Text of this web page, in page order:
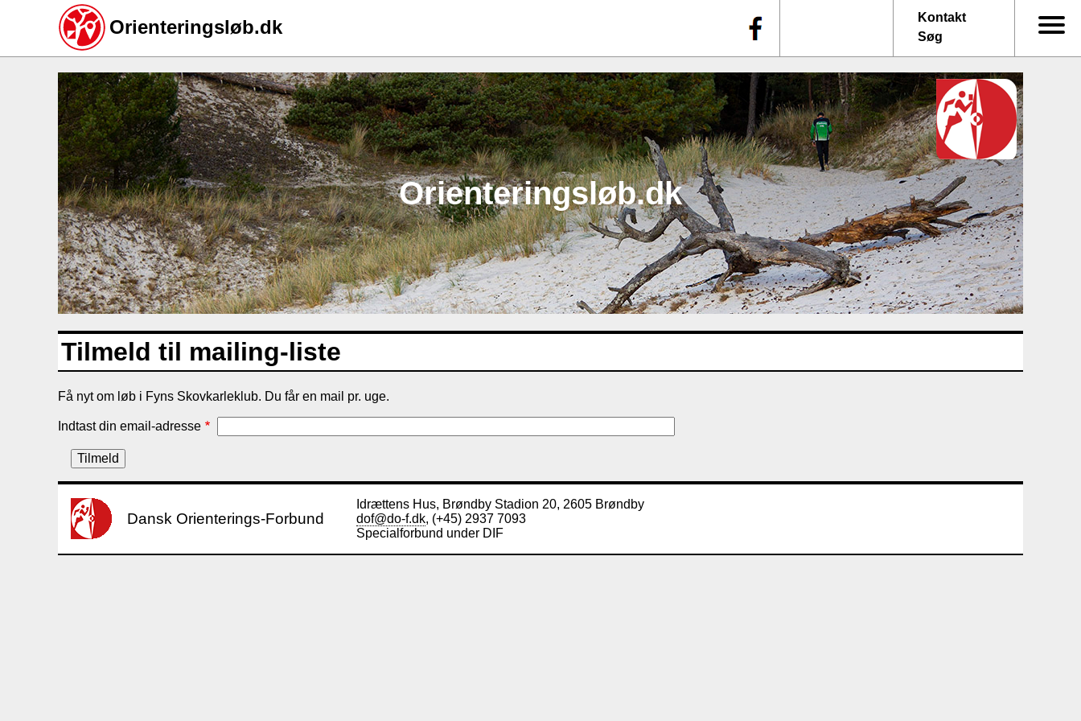
Gå
til
hovedindhold
Orienteringsløb.dk
Kontakt
Søg
Orienteringsløb.dk
Tilmeld til mailing-liste
Få nyt om løb i Fyns Skovkarleklub. Du får en mail pr. uge.
Indtast din email-adresse
Dansk Orienterings-Forbund
Idrættens Hus, Brøndby Stadion 20, 2605 Brøndby
dof@do-f.dk, (+45) 2937 7093
Specialforbund under DIF